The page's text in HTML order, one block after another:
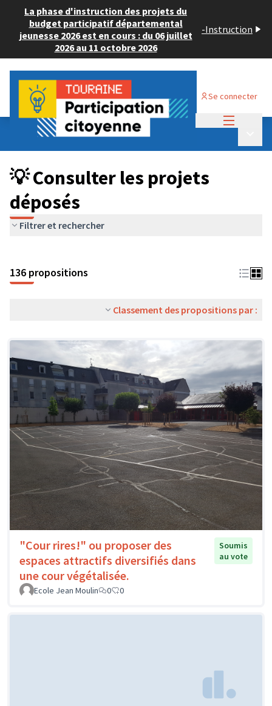
La phase d'instruction des projets du
budget participatif départemental
jeunesse 2026 est en cours : du 06 juillet
2026 au 11 octobre 2026
-Instruction
Se connecter
Budget Participatif JEUNESSE 2024
💡 Consulter les projets déposés
💡 Consulter les projets
déposés
Filtrer et rechercher
136 propositions
Classement des propositions par :
"Cour rires!" ou proposer des
espaces attractifs diversifiés dans
une cour végétalisée.
Soumis
au vote
Ecole Jean Moulin 0 0